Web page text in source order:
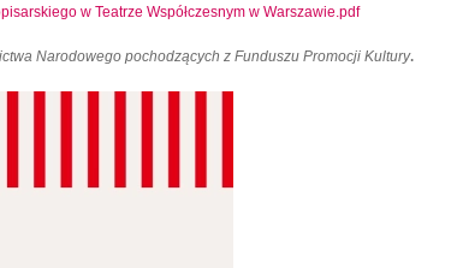
w Teatrze Współczesnym w Warszawie.pdf
Narodowego pochodzących z Funduszu Promocji Kultury.